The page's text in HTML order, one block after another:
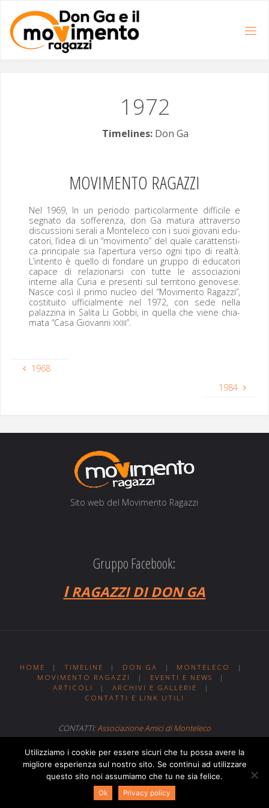
contenuto
1972
Timelines: Don Ga
MOVIMENTO RAGAZZI
Nel 1969, In un peri­o­do par­ti­co­lar­mente dif­fi­cile e
seg­na­to da sof­feren­za, don Ga matu­ra attra­ver­so
dis­cus­sioni ser­ali a Mon­t­ele­co con i suoi gio­vani edu­
ca­tori, l’idea di un “movi­men­to” del quale carat­ter­is­ti­
ca prin­ci­pale sia l’apertura ver­so ogni tipo di realtà.
L’intento è quel­lo di fon­dare un grup­po di edu­ca­tori
capace di relazionar­si con tutte le asso­ci­azioni
interne alla Curia e pre­sen­ti sul ter­ri­to­rio gen­ovese.
Nasce così il pri­mo nucleo del “Movi­men­to Ragazzi”,
cos­ti­tu­ito uffi­cial­mente nel 1972, con sede nel­la
palazz­i­na in Sali­ta Li Gob­bi, in quel­la che viene chia­
ma­ta “Casa Gio­van­ni XXIII”.
1968
1984
Sito web del Movi­men­to Ragazzi
Gruppo Facebook:
IRAGAZZI DI DON GA
HOME | TIMELINE | DON GA | MONTELECO
|
MOVIMENTO RAGAZZI
| EVENTI E NEWS
|
ARTICOLI
| ARCHIVI E GALLERIE
|
CONTATTI E LINK UTILI
CONTATTI:Associazione Amici di Monteleco
Powered byFluida&WordPress.
Utilizziamo i cookie per essere sicuri che tu possa avere la
migliore esperienza sul nostro sito. Se continui ad utilizzare
questo sito noi assumiamo che tu ne sia felice.
Ok Privacy policy